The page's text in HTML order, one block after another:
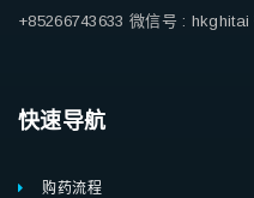
+85266743633 微信号 : hkghitai
快速导航
购药流程